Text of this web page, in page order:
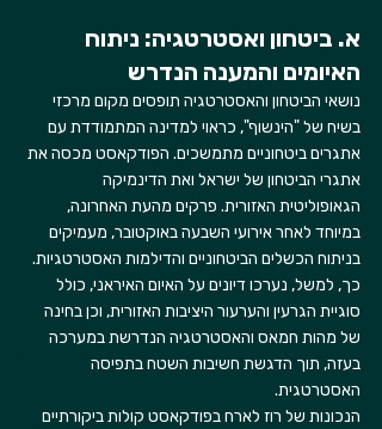
א. ביטחון ואסטרטגיה: ניתוח
האיומים והמענה הנדרש
נושאי הביטחון והאסטרטגיה תופסים מקום מרכזי
בשיח של "הינשוף", כראוי למדינה המתמודדת עם
אתגרים ביטחוניים מתמשכים. הפודקאסט מכסה את
אתגרי הביטחון של ישראל ואת הדינמיקה
הגאופוליטית האזורית. פרקים מהעת האחרונה,
במיוחד לאחר אירועי השבעה באוקטובר, מעמיקים
בניתוח הכשלים הביטחוניים והדילמות האסטרטגיות.
כך, למשל, נערכו דיונים על האיום האיראני, כולל
סוגיית הגרעין והערעור היציבות האזורית, וכן בחינה
של מהות חמאס והאסטרטגיה הנדרשת במערכה
בעזה, תוך הדגשת חשיבות השטח בתפיסה
האסטרטגית.
הנכונות של רוז לארח בפודקאסט קולות ביקורתיים